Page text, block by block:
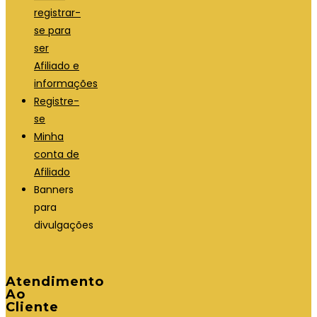
registrar-
se para
ser
Afiliado e
informações
Registre-
se
Minha
conta de
Afiliado
Banners
para
divulgações
Atendimento
Ao
Cliente